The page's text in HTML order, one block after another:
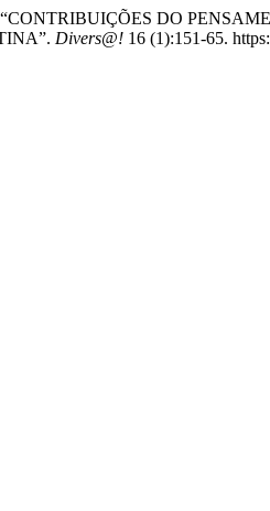
“CONTRIBUIÇÕES DO
Divers@! 16 (1):151-65.